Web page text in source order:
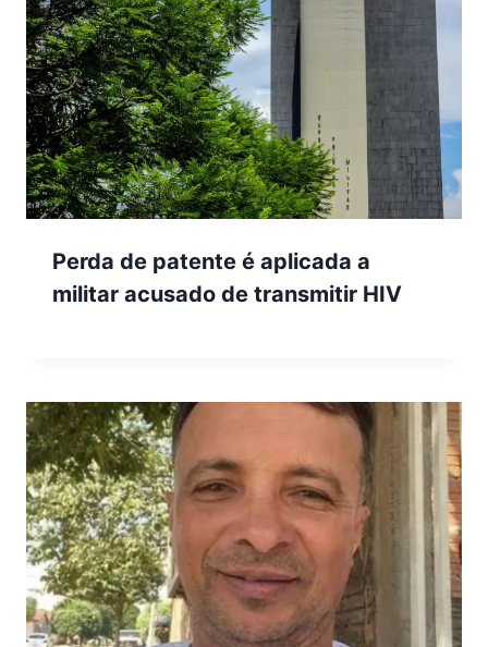
Perda de patente é aplicada a
militar acusado de transmitir HIV